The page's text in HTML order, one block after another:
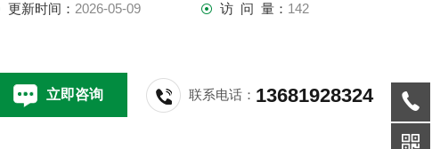
更新时间： 2026-05-09 访 问 量： 142
立即咨询 联系电话： 13681928324